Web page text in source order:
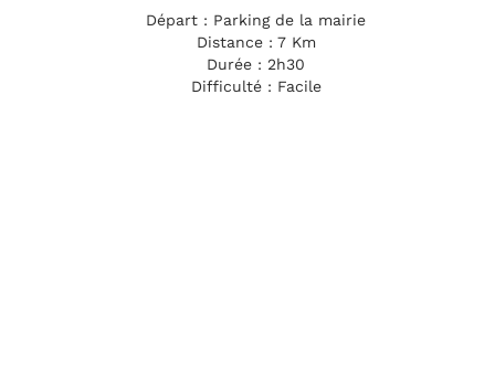
Départ : Parking de la mairie
Distance : 7 Km
Durée : 2h30
Difficulté : Facile